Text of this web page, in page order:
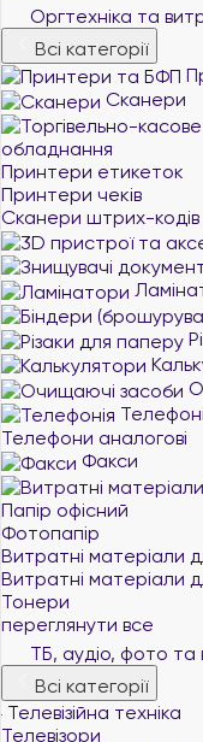
Оргтехніка та
Всі категорії
Сканери
обладнання
Принтери етикеток
Принтери чеків
Сканери штрих-кодів
Телефони аналогові
Факси
Папір офісний
Фотопапір
Витратні матеріали
Витратні матеріали
Тонери
переглянути все
ТБ, аудіо, фото та
Всі категорії
Телевізійна техніка
Телевізори